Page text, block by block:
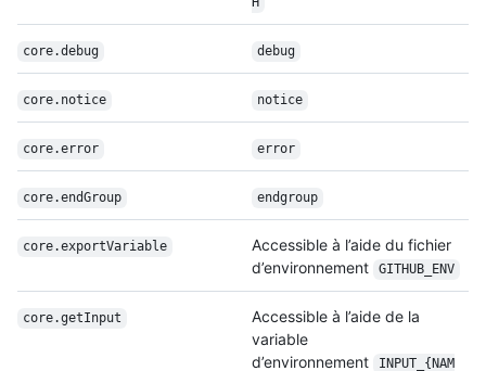
core.debug debug
core.notice notice
core.error error
core.endGroup endgroup
core.exportVariable
Accessible à l’aide du fichier
d’environnement
GITHUB_ENV
core.getInput
Accessible à l’aide de la
variable
d’environnement
INPUT_{NAM